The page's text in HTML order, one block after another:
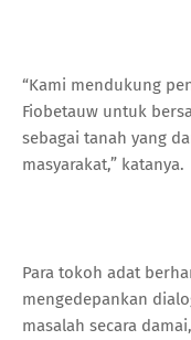
“Kami mendukung
Fiobetauw untuk
sebagai tanah yang
masyarakat,” katanya.
Para tokoh adat
mengedepankan
masalah secara